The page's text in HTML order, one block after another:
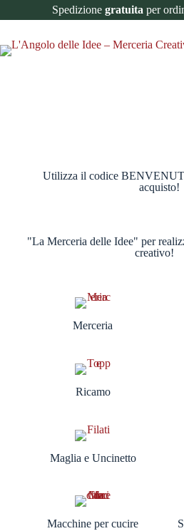
Spedizione gratuita per
Utilizza il codice
acquisto!
"La Merceria delle Idee" per
creativo!
Merceria
Ricamo
Maglia e Uncinetto
Macchine per cucire